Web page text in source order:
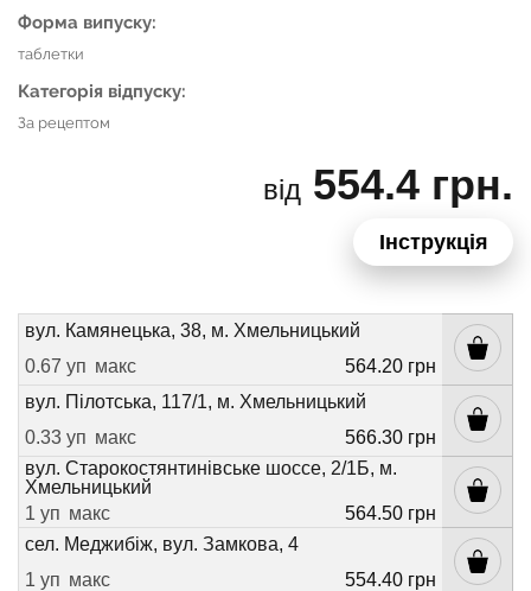
Форма випуску:
таблетки
Категорія відпуску:
За рецептом
від 554.4 грн.
Інструкція
вул. Камянецька, 38, м. Хмельницький
0.67 уп макс
564.20 грн
вул. Пілотська, 117/1, м. Хмельницький
0.33 уп макс
566.30 грн
вул. Старокостянтинівське шоссе, 2/1Б, м.
Хмельницький
1 уп макс
564.50 грн
сел. Меджибіж, вул. Замкова, 4
1 уп макс
554.40 грн